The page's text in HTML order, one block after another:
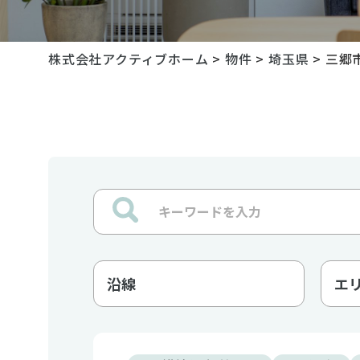
株式会社アクティブホーム >物件 >埼玉県 > 三郷